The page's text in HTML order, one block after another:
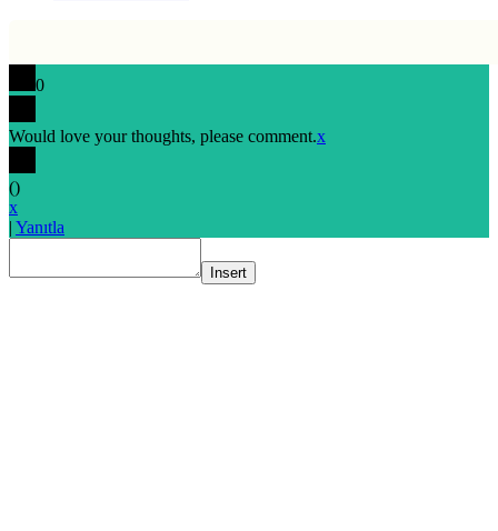
0
Would love your thoughts, please comment.x
()
x
Yanıtla
Insert